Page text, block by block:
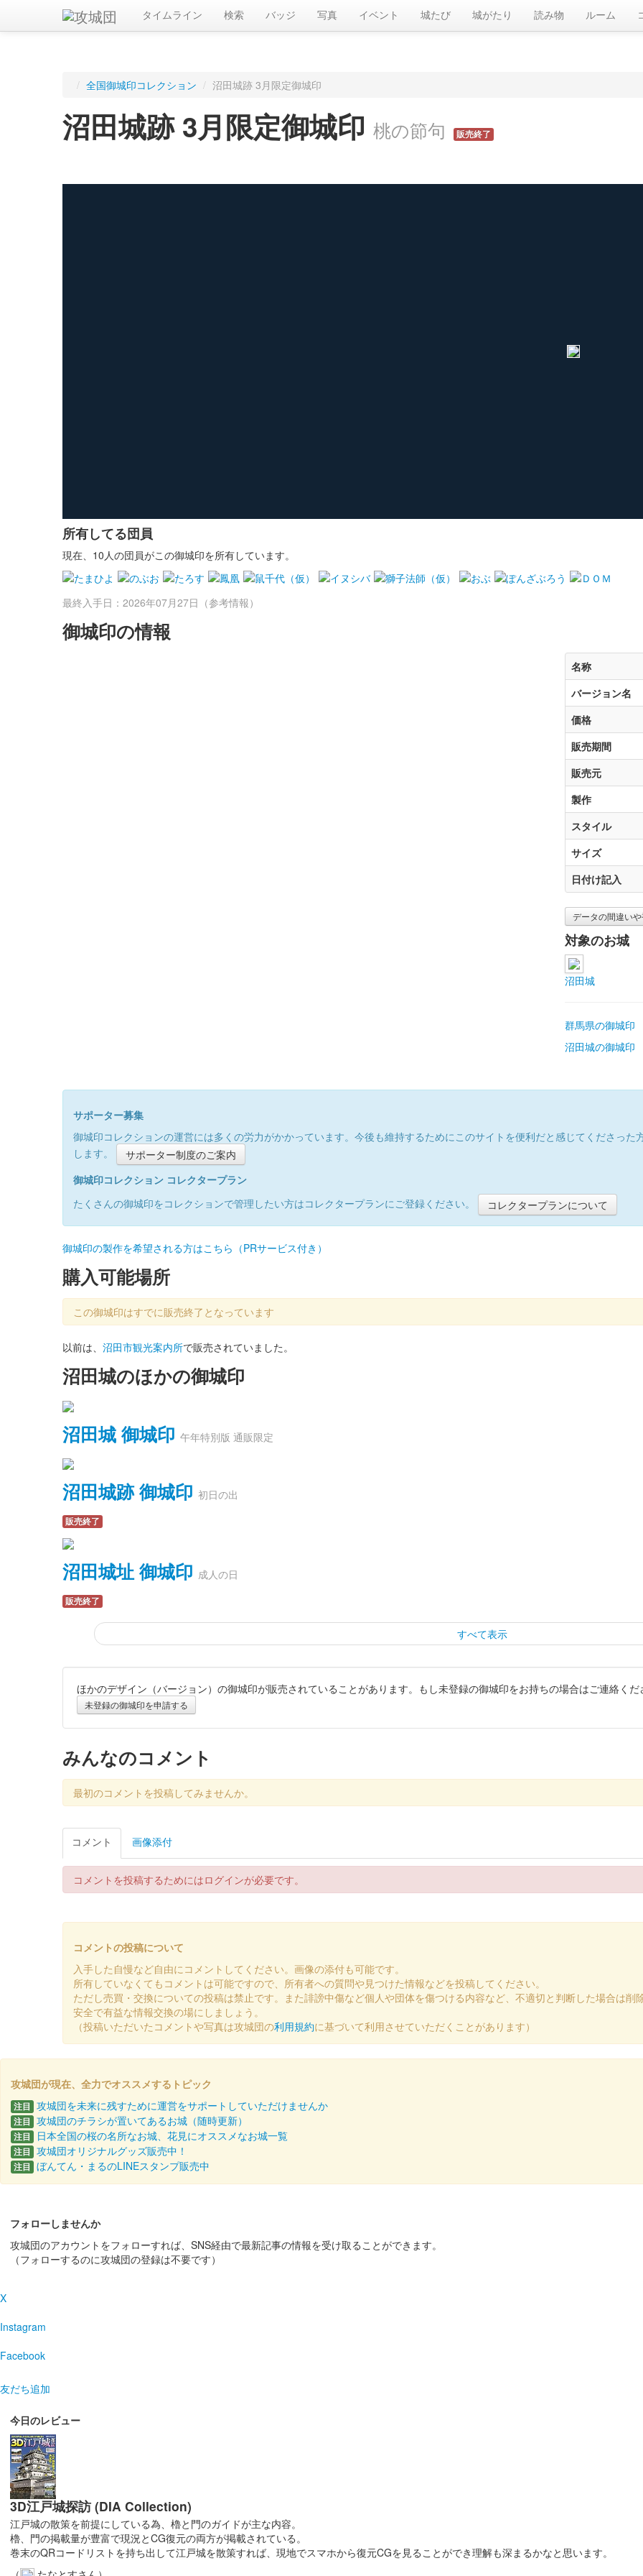
タイムライン 検索 バッジ 写真 イベント 城たび 城がたり 読み物 ルーム
/ 全国御城印コレクション / 沼田城跡 3月限定御城印
沼田城跡 3月限定御城印 桃の節句 販売終了
所有してる団員
現在、10人の団員がこの御城印を所有しています。
最終入手日：2026年07月27日（参考情報）
御城印の情報
名称
バージョン名
価格
販売期間
販売元
製作
スタイル
サイズ
日付け記入
データの間違い
対象のお城
沼田城
群馬県の御城印
沼田城の御城印
サポーター募集
御城印コレクションの運営には多くの労力がかかっています。今後も維持するためにこのサイトを便利だと感じてくださっ
します。
サポーター制度のご案内
御城印コレクション コレクタープラン
たくさんの御城印をコレクションで管理したい方はコレクタープランにご登録ください。
コレクタープランについて
御城印の製作を希望される方はこちら（PRサービス付き）
購入可能場所
この御城印はすでに販売終了となっています
以前は、 沼田市観光案内所で販売されていました。
沼田城のほかの御城印
沼田城 御城印 午年特別版 通販限定
沼田城跡 御城印 初日の出
販売終了
沼田城址 御城印 成人の日
販売終了
すべて表示
霞城（沼田城）御城印 旧暦（睦月）2026年版
販売終了
沼田城跡 御城印 昭和百年 十二月版
販売終了
沼田城跡 御城印 旧暦（師走）2025年版
販売終了
沼田城址 御城印
販売終了
沼田城跡 御城印 冬至
販売終了
沼田城址 御城印 十三夜
販売終了
沼田城跡 御城印
沼田城跡 御城印 旧暦（霜月） 2025年版
沼田城址 御城印
沼田城址 御城印
販売終了
ほかのデザイン（バージョン）の御城印が販売されていることがあります。もし未登録の御城印をお持ちの場合はご連絡くだ
未登録の御城印を申請する
みんなのコメント
最初のコメントを投稿してみませんか。
コメント 画像添付
コメントを投稿するためにはログインが必要です。
コメントの投稿について
入手した自慢など自由にコメントしてください。画像の添付も可能です。
所有していなくてもコメントは可能ですので、所有者への質問や見つけた情報などを投稿してください。
ただし売買・交換についての投稿は禁止です。また誹謗中傷など個人や団体を傷つける内容など、不適切と判断した場合は削
安全で有益な情報交換の場にしましょう。
（投稿いただいたコメントや写真は攻城団の利用規約に基づいて利用させていただくことがあります）
攻城団が現在、全力でオススメするトピック
注目 攻城団を未来に残すために運営をサポートしていただけませんか
注目 攻城団のチラシが置いてあるお城（随時更新）
注目 日本全国の桜の名所なお城、花見にオススメなお城一覧
注目 攻城団オリジナルグッズ販売中！
注目 ぼんてん・まるのLINEスタンプ販売中
フォローしませんか
攻城団のアカウントをフォローすれば、SNS経由で最新記事の情報を受け取ることができます。
（フォローするのに攻城団の登録は不要です）
X
Instagram
Facebook
友だち追加
今日のレビュー
3D江戸城探訪 (DIA Collection)
江戸城の散策を前提にしている為、櫓と門のガイドが主な内容。
櫓、門の掲載量が豊富で現況とCG復元の両方が掲載されている。
巻末のQRコードリストを持ち出して江戸城を散策すれば、現地でスマホから復元CGを見ることができ理解も深まるかなと思います。